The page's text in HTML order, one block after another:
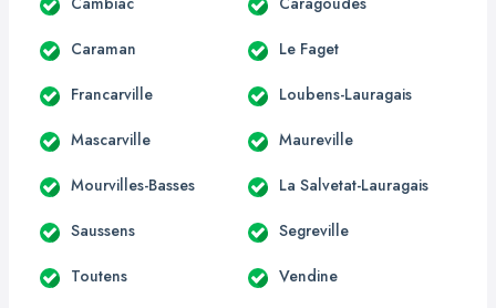
Caraman Le Faget
Francarville Loubens-Lauragais
Mascarville Maureville
Mourvilles-Basses La Salvetat-Lauragais
Saussens Segreville
Toutens Vendine